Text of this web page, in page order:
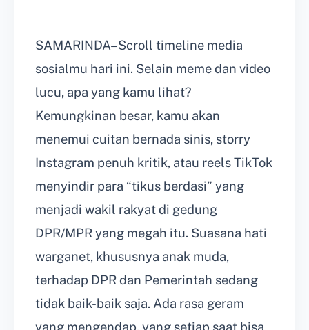
SAMARINDA– Scroll timeline media
sosialmu hari ini. Selain meme dan video
lucu, apa yang kamu lihat?
Kemungkinan besar, kamu akan
menemui cuitan bernada sinis, storry
Instagram penuh kritik, atau reels TikTok
menyindir para “tikus berdasi” yang
menjadi wakil rakyat di gedung
DPR/MPR yang megah itu. Suasana hati
warganet, khususnya anak muda,
terhadap DPR dan Pemerintah sedang
tidak baik-baik saja. Ada rasa geram
yang mengendap, yang setiap saat bisa